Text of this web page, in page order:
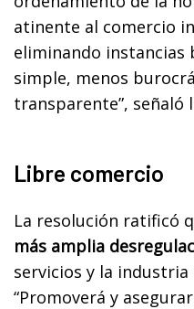
atinente al comercio
eliminando instancias
simple, menos
transparente”, señaló
Libre comercio
La resolución ratificó
más amplia
servicios y la
“Promoverá y